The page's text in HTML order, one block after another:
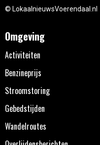
© LokaalnieuwsVoerendaal.nl
Omgeving
Activiteiten
Benzineprijs
Stroomstoring
Gebedstijden
Wandelroutes